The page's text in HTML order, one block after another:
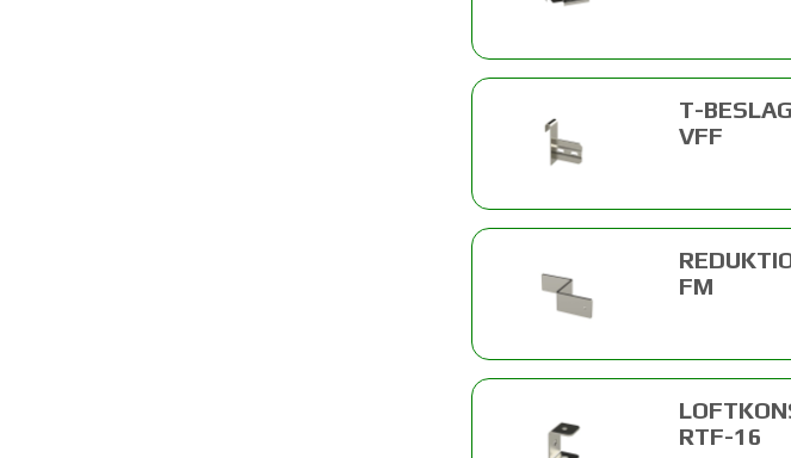
T-BESLAG
VFF
FM
RTF-16